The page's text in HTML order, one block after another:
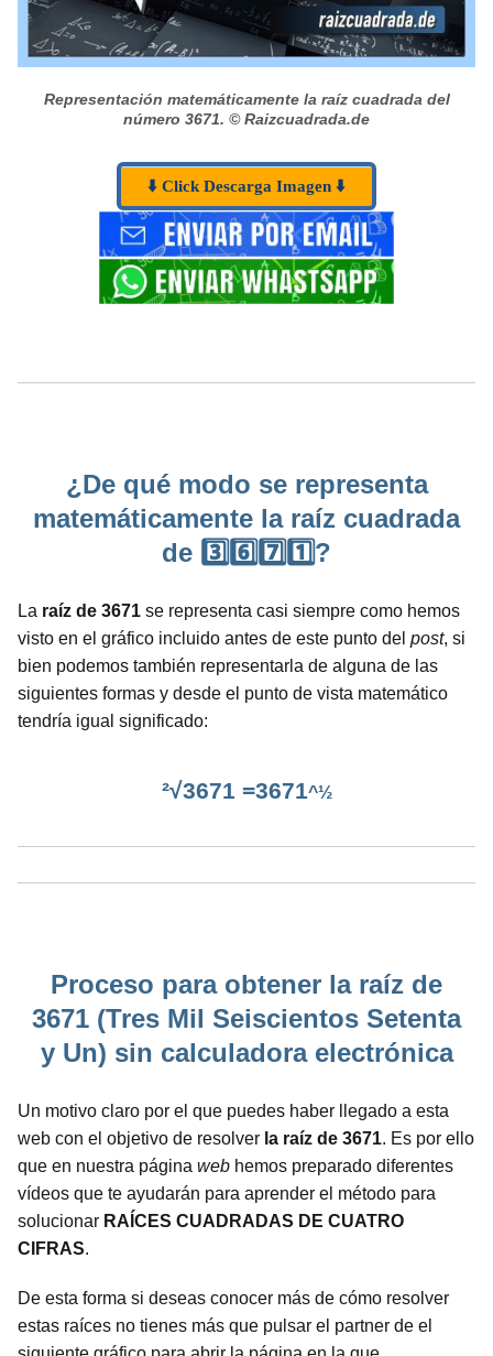
Representación matemáticamente la raíz cuadrada del
número 3671. © Raizcuadrada.de
⬇️ Click Descarga Imagen ⬇️
¿De qué modo se representa
matemáticamente la raíz cuadrada
de 3️⃣6️⃣7️⃣1️⃣?
La raíz de 3671 se representa casi siempre como hemos
visto en el gráfico incluido antes de este punto del post, si
bien podemos también representarla de alguna de las
siguientes formas y desde el punto de vista matemático
tendría igual significado:
²√3671 =3671^½
Proceso para obtener la raíz de
3671 (Tres Mil Seiscientos Setenta
y Un) sin calculadora electrónica
Un motivo claro por el que puedes haber llegado a esta
web con el objetivo de resolver la raíz de 3671. Es por ello
que en nuestra página web hemos preparado diferentes
vídeos que te ayudarán para aprender el método para
solucionar RAÍCES CUADRADAS DE CUATRO
CIFRAS.
De esta forma si deseas conocer más de cómo resolver
estas raíces no tienes más que pulsar el partner de el